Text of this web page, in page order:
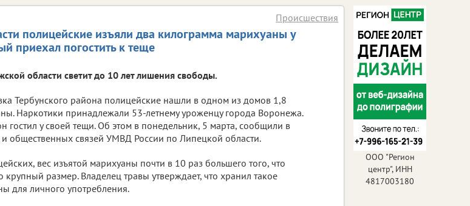
полицейские изъяли два килограмма марихуаны у
приехал погостить к теще
Происшествия
области светит до 10 лет лишения свободы.
Тербунского района полицейские нашли в одном из домов 1,8
Наркотики принадлежали 53-летнему уроженцу города Воронежа.
гостил у своей тещи. Об этом в понедельник, 5 марта, сообщили в
общественных связей УМВД России по Липецкой области.
вес изъятой марихуаны почти в 10 раз большего того, что
размер. Владелец травы утверждает, что хранил такое
для личного употребления.
ООО "Регион
центр", ИНН
4817003180